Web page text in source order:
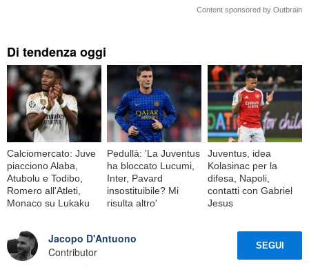
Content sponsored by Outbrain
Di tendenza oggi
Calciomercato: Juve
piacciono Alaba,
Atubolu e Todibo,
Romero all'Atleti,
Monaco su Lukaku
Pedullà: 'La Juventus
ha bloccato Lucumi,
Inter, Pavard
insostituibile? Mi
risulta altro'
Juventus, idea
Kolasinac per la
difesa, Napoli,
contatti con Gabriel
Jesus
Jacopo D'Antuono
Contributor
SEGUI